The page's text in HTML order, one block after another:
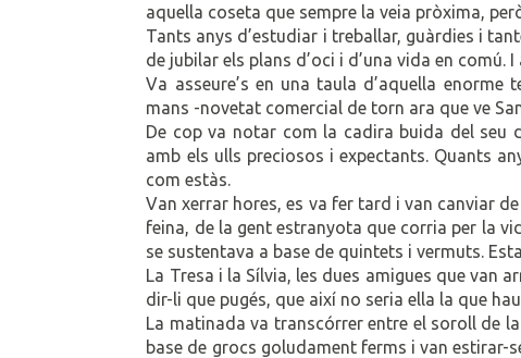
aquella coseta que sempre la veia pròxima,
Tants anys d’estudiar i treballar, guàrdies i
de jubilar els plans d’oci i d’una vida en comú.
Va asseure’s en una taula d’aquella
mans -novetat comercial de torn ara que ve
De cop va notar com la cadira buida del seu
amb els ulls preciosos i expectants. Quants
com estàs.
Van xerrar hores, es va fer tard i van canviar
feina, de la gent estranyota que corria per la
se sustentava a base de quintets i vermuts.
La Tresa i la Sílvia, les dues amigues que van
dir-li que pugés, que així no seria ella la que
La matinada va transcórrer entre el soroll de
base de grocs goludament ferms i van estirar-